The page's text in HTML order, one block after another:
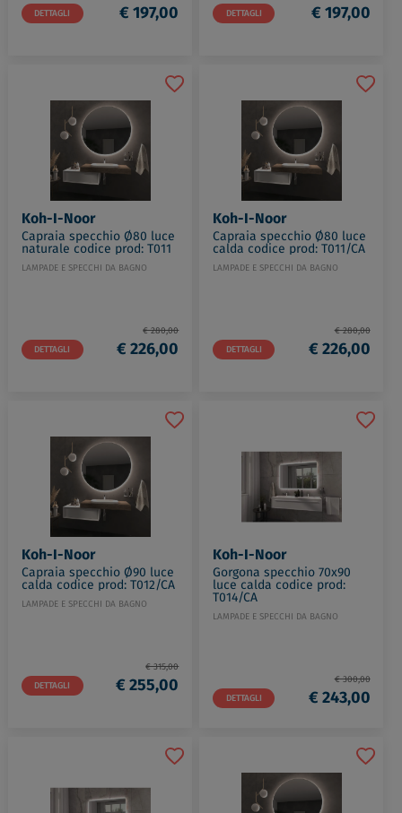
DETTAGLI € 197,00 DETTAGLI € 197,00
Koh-I-Noor
Capraia specchio Ø80 luce
naturale codice prod: T011
LAMPADE E SPECCHI DA BAGNO
DETTAGLI
€ 280,00
€ 226,00
Koh-I-Noor
Capraia specchio Ø80 luce
calda codice prod: T011/CA
LAMPADE E SPECCHI DA BAGNO
DETTAGLI
€ 280,00
€ 226,00
Koh-I-Noor
Capraia specchio Ø90 luce
calda codice prod: T012/CA
LAMPADE E SPECCHI DA BAGNO
DETTAGLI
€ 315,00
€ 255,00
Koh-I-Noor
Gorgona specchio 70x90
luce calda codice prod:
T014/CA
LAMPADE E SPECCHI DA BAGNO
DETTAGLI
€ 300,00
€ 243,00